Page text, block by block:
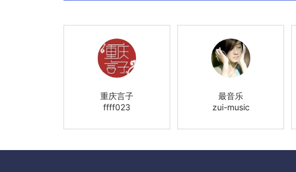
重庆言子
ffff023
最音乐
zui-music